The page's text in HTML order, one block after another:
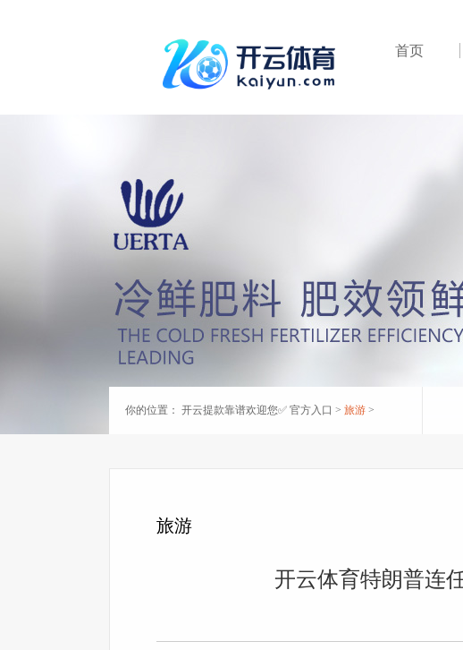
首页
你的位置： 开云提款靠谱欢迎您✅ 官方入口 > 旅游 >
旅游
开云体育特朗普连